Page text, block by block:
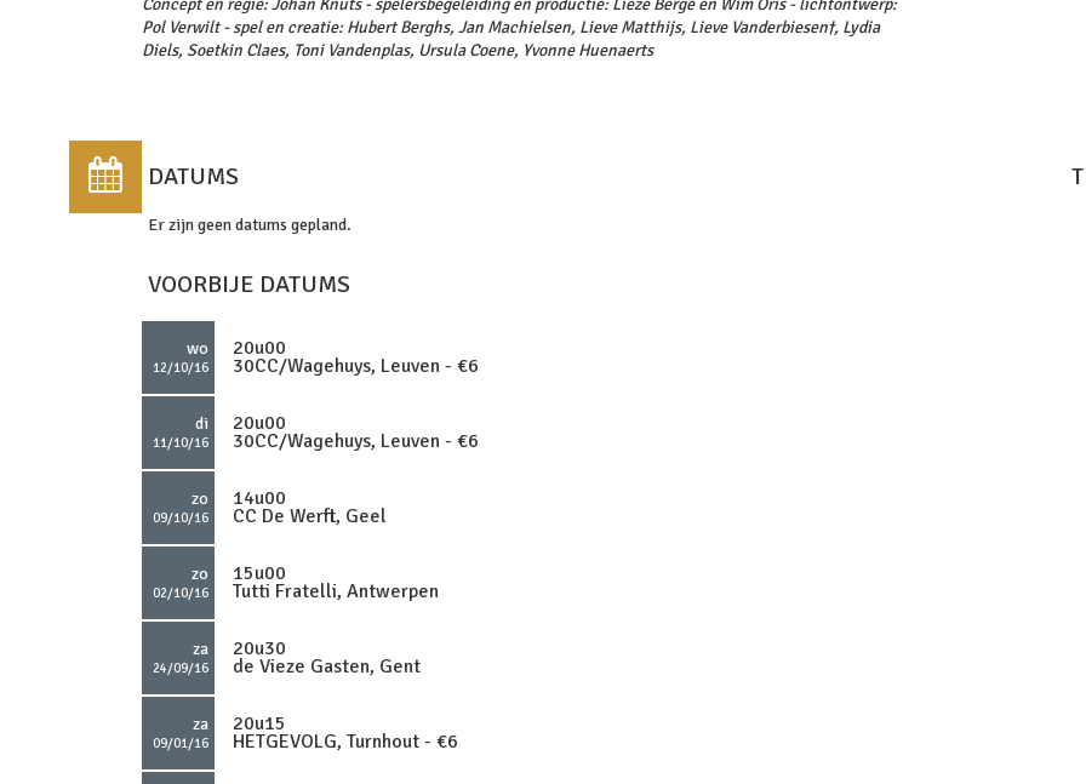
Pol Verwilt - spel en creatie: Hubert Berghs, Jan Machielsen, Lieve Matthijs, Lieve Vanderbiesen†, Lydia
Diels, Soetkin Claes, Toni Vandenplas, Ursula Coene, Yvonne Huenaerts
DATUMS
Er zijn geen datums gepland.
VOORBIJE DATUMS
wo
12/10/16
20u00
30CC/Wagehuys, Leuven - €6
di
11/10/16
20u00
30CC/Wagehuys, Leuven - €6
zo
09/10/16
14u00
CC De Werft, Geel
zo
02/10/16
15u00
Tutti Fratelli, Antwerpen
za
24/09/16
20u30
de Vieze Gasten, Gent
za
09/01/16
20u15
HETGEVOLG, Turnhout - €6